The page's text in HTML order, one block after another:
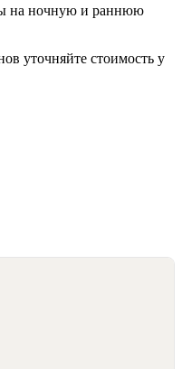
на ночную и раннюю
уточняйте стоимость у